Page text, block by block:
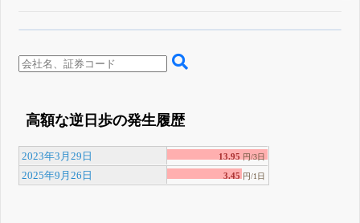
見られる
無料でβ版をはじめる
登録すると永久30%OFFと米株版の先行利用も付きます
高額な逆日歩の発生履歴
2023年3月29日 13.95 円/3日
2025年9月26日 3.45 円/1日